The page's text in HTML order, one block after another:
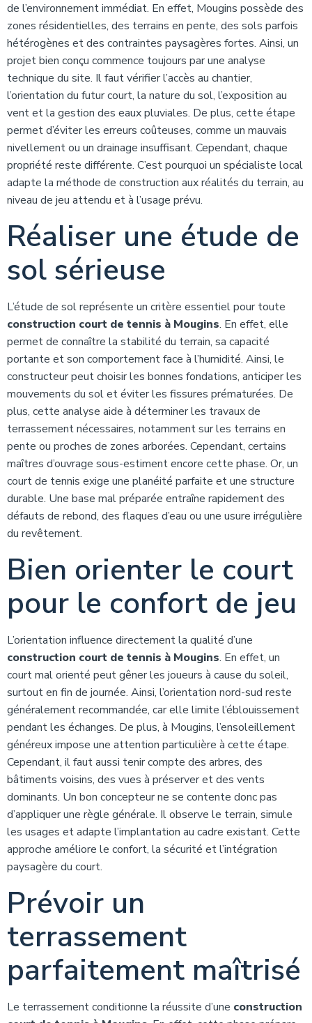
de l’environnement immédiat. En effet, Mougins possède des
zones résidentielles, des terrains en pente, des sols parfois
hétérogènes et des contraintes paysagères fortes. Ainsi, un
projet bien conçu commence toujours par une analyse
technique du site. Il faut vérifier l’accès au chantier,
l’orientation du futur court, la nature du sol, l’exposition au
vent et la gestion des eaux pluviales. De plus, cette étape
permet d’éviter les erreurs coûteuses, comme un mauvais
nivellement ou un drainage insuffisant. Cependant, chaque
propriété reste différente. C’est pourquoi un spécialiste local
adapte la méthode de construction aux réalités du terrain, au
niveau de jeu attendu et à l’usage prévu.
Réaliser une étude de
sol sérieuse
L’étude de sol représente un critère essentiel pour toute
construction court de tennis à Mougins. En effet, elle
permet de connaître la stabilité du terrain, sa capacité
portante et son comportement face à l’humidité. Ainsi, le
constructeur peut choisir les bonnes fondations, anticiper les
mouvements du sol et éviter les fissures prématurées. De
plus, cette analyse aide à déterminer les travaux de
terrassement nécessaires, notamment sur les terrains en
pente ou proches de zones arborées. Cependant, certains
maîtres d’ouvrage sous-estiment encore cette phase. Or, un
court de tennis exige une planéité parfaite et une structure
durable. Une base mal préparée entraîne rapidement des
défauts de rebond, des flaques d’eau ou une usure irrégulière
du revêtement.
Bien orienter le court
pour le confort de jeu
L’orientation influence directement la qualité d’une
construction court de tennis à Mougins. En effet, un
court mal orienté peut gêner les joueurs à cause du soleil,
surtout en fin de journée. Ainsi, l’orientation nord-sud reste
généralement recommandée, car elle limite l’éblouissement
pendant les échanges. De plus, à Mougins, l’ensoleillement
généreux impose une attention particulière à cette étape.
Cependant, il faut aussi tenir compte des arbres, des
bâtiments voisins, des vues à préserver et des vents
dominants. Un bon concepteur ne se contente donc pas
d’appliquer une règle générale. Il observe le terrain, simule
les usages et adapte l’implantation au cadre existant. Cette
approche améliore le confort, la sécurité et l’intégration
paysagère du court.
Prévoir un
terrassement
parfaitement maîtrisé
Le terrassement conditionne la réussite d’une construction